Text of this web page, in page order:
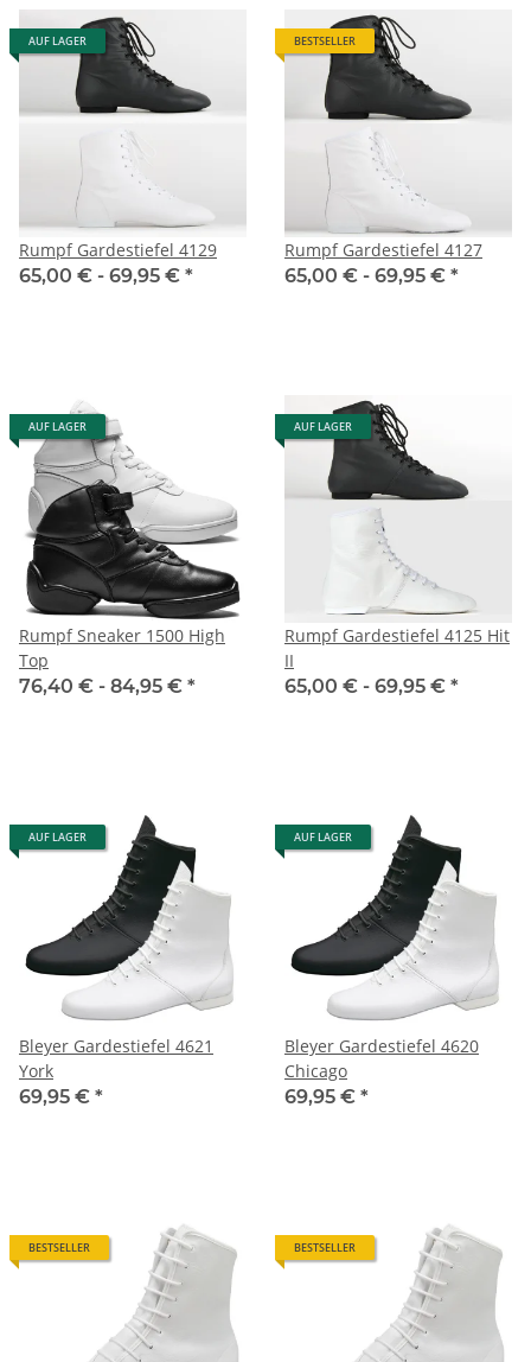
AUF LAGER
Rumpf Gardestiefel 4129
65,00 € - 69,95 € *
BESTSELLER
Rumpf Gardestiefel 4127
65,00 € - 69,95 € *
AUF LAGER
Rumpf Sneaker 1500 High
Top
76,40 € - 84,95 € *
AUF LAGER
Rumpf Gardestiefel 4125 Hit
II
65,00 € - 69,95 € *
AUF LAGER
Bleyer Gardestiefel 4621
York
69,95 € *
AUF LAGER
Bleyer Gardestiefel 4620
Chicago
69,95 € *
BESTSELLER BESTSELLER